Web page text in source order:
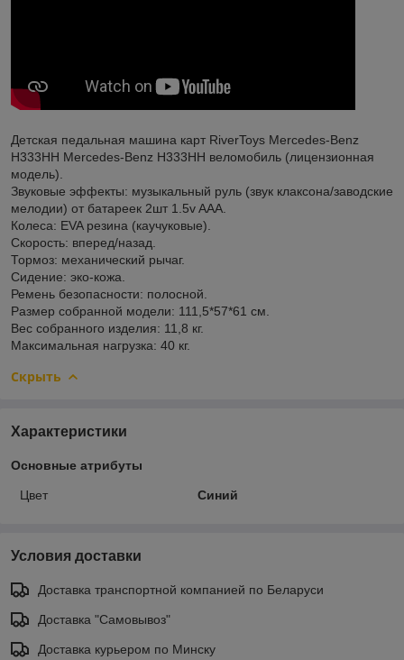
Детская педальная машина карт RiverToys Mercedes-Benz
H333HH Mercedes-Benz H333HH веломобиль (лицензионная
модель).
Звуковые эффекты: музыкальный руль (звук клаксона/заводские
мелодии) от батареек 2шт 1.5v AAA.
Колеса: EVA резина (каучуковые).
Скорость: вперед/назад.
Тормоз: механический рычаг.
Сидение: эко-кожа.
Ремень безопасности: полосной.
Размер собранной модели: 111,5*57*61 см.
Вес собранного изделия: 11,8 кг.
Максимальная нагрузка: 40 кг.
Скрыть
Характеристики
Основные атрибуты
Цвет Синий
Условия доставки
Доставка транспортной компанией по Беларуси
Доставка "Самовывоз"
Доставка курьером по Минску